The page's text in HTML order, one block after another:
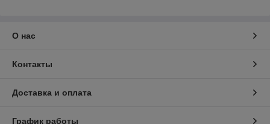
О нас
Контакты
Доставка и оплата
График работы